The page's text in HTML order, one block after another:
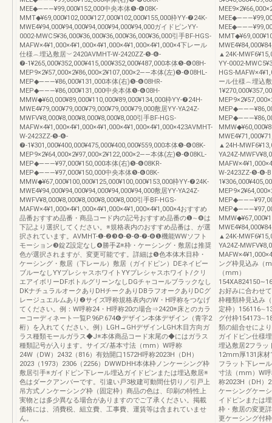
MEE◆―――¥99,000¥152,000中央本体❺-❻08K-
MMT◆¥69,000¥102,000¥127,000¥102,000¥155,000枠YY-❼24K-
MWE4¥94,000¥94,000¥94,000¥94,000¥94,000ガイドピンYY-
0002-MWC5¥36,000¥36,000¥36,000¥36,000¥36,000引手BF-HGS-
MAFW×4¥1,000×4¥1,000×4¥1,000×4¥1,000×4¥1,000×4下レール
仕様︵埋込敷居︶2420AVMHT-W-2420ZZ-❺-❻-
❼-1¥265,000¥352,000¥415,000¥352,000¥487,000本体❺-❻08H-
MEP9×2¥57,000×2¥86,000×2¥107,000×2――本体(左)❺-❻08HL-
MEP◆―――¥86,000¥131,000本体(右)❺-❻08HR-
MEP◆―――¥86,000¥131,000中央本体❺-❻08H-
MMW◆¥60,000¥89,000¥110,000¥89,000¥134,000枠YY-❼24H-
MWE4¥79,000¥79,000¥79,000¥79,000¥79,000敷居YY-YA24Z-
MWFV¥8,000¥8,000¥8,000¥8,000¥8,000引手BF-HGS-
MAFW×4¥1,000×4¥1,000×4¥1,000×4¥1,000×4¥1,000×423AVMHT-
W-2423ZZ-❺-❻-
❼-1¥301,000¥400,000¥475,000¥400,000¥559,000本体❺-❻08K-
MEP9×2¥64,000×2¥97,000×2¥122,000×2――本体(左)❺-❻08KL-
MEP◆―――¥97,000¥150,000本体(右)❺-❻08KR-
MEP◆―――¥97,000¥150,000中央本体❺-❻08K-
MMW◆¥67,000¥100,000¥125,000¥100,000¥153,000枠YY-❼24K-
MWE4¥94,000¥94,000¥94,000¥94,000¥94,000敷居YY-YA24Z-
MWFV¥8,000¥8,000¥8,000¥8,000¥8,000引手BF-HGS-
MAFW×4¥1,000×4¥1,000×4¥1,000×4¥1,000×4¥1,000×4おすすめ
品番おすすめ品番・商品コード内の記号おすすめ品番の❶∼❽は
下記より選択してください。※規格表内のおすすめ品番は、が選
択されています。AVMHT-❶-❷❸❹-❺-❻-❼-❽❶機能WWソフト
モーション❸錠Z設定なし❹勝手Z̶※枠・ケーシング・敷居は推奨
色が選択されますが、変更可能です。詳細は❺色本体木目枠・
ケーシング・敷居（下レール）敷居（ガイドピン）DEネイビー
ブルーなしYYプレシャスホワイトYYプレシャスホワイト/クリ
エアイボリーDFボトルグリーンなしDGチャコールブラックなし
DKナチュラルオークありDHチークありDBラフオークありDCグ
レージュエルムあり❷サイズ呼称規格表内のW・H呼称をつなげ
てください。例：W呼称24・H呼称20の場合⇒2420※床とのカラ
ーコーディネート一覧P.96P.674❻デザイン本体デザイン（青字2
桁）を入れてください。例）LGH→GHデザインLGH木目方向ガ
ラス種類モールガラス◆J※本体商品コード末尾の◆にはガラス
種類記号が入ります。サイズ/基本寸法（mm）W呼称
24W（DW）2432（816）有効開口1572H呼称2023H（DH）
2023（1973）2306（2256）DWWDHH本体枠ノンケーシング枠
敷居引手※ガイドピン下レール埋込ガイドピンまたは埋込敷居※
色はダークアンバーです。引違い戸3枚建可動間仕切り／引戸上
吊方式ノンケーシング枠（固定枠）商品の色は、印刷の特性上
実物とは多少異なる場合がありますのでご了承ください。掲載
価格には、消費税、組立費、工事費、運賃等は含まれていませ
ん。
▲24K-
YY-0002-
HGS-
ール仕様︵埋込
▲24H-
YA24Z-
W-2423ZZ-❺-❻-
▲24K-
YA24Z-
ング枠見込み（
（mm）
お好みに合わせ
枠種類枠見込み
定枠）
グ付枠
類の組合せによ
ガイドピン仕様
埋込敷居2フラッ
12mm厚131床
フラット下レー
寸法（mm）W呼
称2023H（DH）
ケーシングケー
イドピンまたは
枠・敷居の変更
更ケーシング付枠